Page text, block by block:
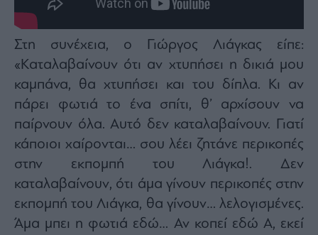
Στη συνέχεια, ο Γιώργος Λιάγκας είπε:
«Καταλαβαίνουν ότι αν χτυπήσει η δικιά μου
καμπάνα, θα χτυπήσει και του δίπλα. Κι αν
πάρει φωτιά το ένα σπίτι, θ’ αρχίσουν να
παίρνουν όλα. Αυτό δεν καταλαβαίνουν. Γιατί
κάποιοι χαίρονται… σου λέει ζητάνε περικοπές
στην εκπομπή του Λιάγκα!. Δεν
καταλαβαίνουν, ότι άμα γίνουν περικοπές στην
εκπομπή του Λιάγκα, θα γίνουν… λελογισμένες.
Άμα μπει η φωτιά εδώ… Αν κοπεί εδώ Α, εκεί